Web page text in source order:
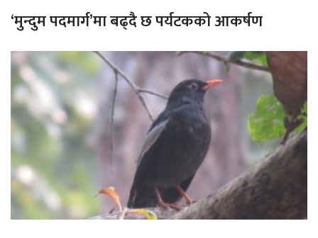
‘मुन्दुम पदमार्ग’मा बढ्दै छ पर्यटकको आकर्षण